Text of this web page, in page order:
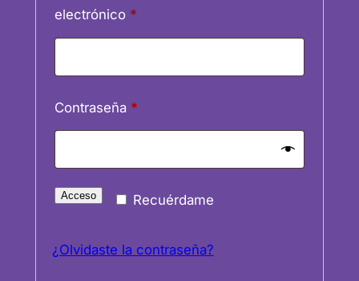
electrónico *Obligatorio
Contraseña *Obligatorio
Recuérdame
Acceso
¿Olvidaste la contraseña?